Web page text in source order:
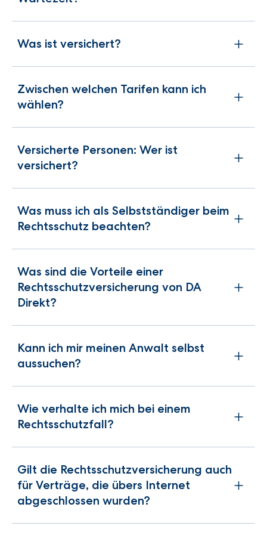
Was ist versichert?
Zwischen welchen Tarifen kann ich
wählen?
Versicherte Personen: Wer ist
versichert?
Was muss ich als Selbstständiger beim
Rechtsschutz beachten?
Was sind die Vorteile einer
Rechtsschutzversicherung von DA
Direkt?
Kann ich mir meinen Anwalt selbst
aussuchen?
Wie verhalte ich mich bei einem
Rechtsschutzfall?
Gilt die Rechtsschutzversicherung auch
für Verträge, die übers Internet
abgeschlossen wurden?